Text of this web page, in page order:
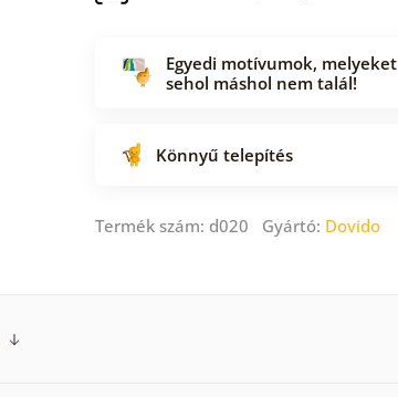
Egyedi motívumok, melyeket
sehol máshol nem talál!
Könnyű telepítés
Termék szám: d020 Gyártó: Dovido